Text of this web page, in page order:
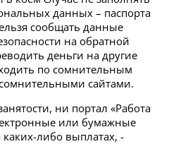
данных – паспорта
сообщать данные
на обратной
деньги на другие
по сомнительным
сайтами.
ни портал «Работа
или бумажные
либо выплатах, -